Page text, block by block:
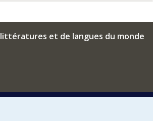
et de langues du monde